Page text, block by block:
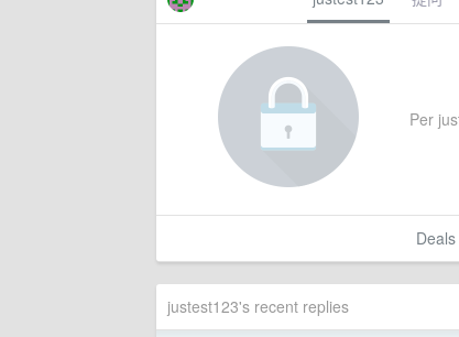
Per
Deals
justest123's recent replies